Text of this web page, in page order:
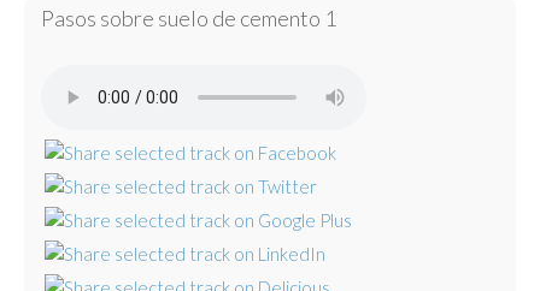
Pasos sobre suelo de cemento 1